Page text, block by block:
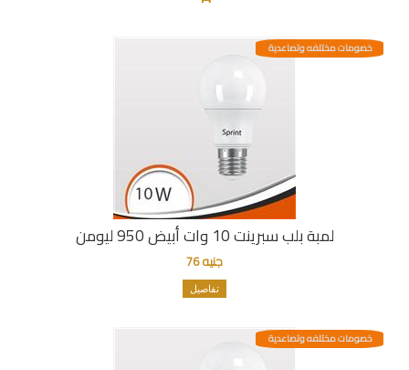
لمبة بلب سبرينت 10 وات أبيض 950 ليومن
خصومات مختلفه وتصاعدية
جنيه 76
تفاصيل
خصومات مختلفه وتصاعدية